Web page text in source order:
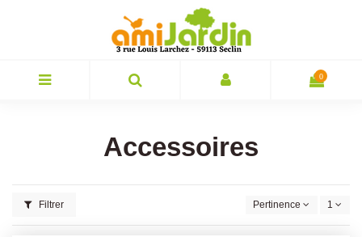
0
Accessoires
Filtrer Pertinence 1